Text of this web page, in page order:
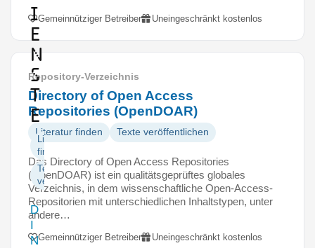
i
e
n
s
t
e
Literatur
finden
Texte
veröffentlichen
D
I
N
Gemeinnütziger Betreiber Uneingeschränkt kostenlos
Repository-Verzeichnis
Directory of Open Access
Repositories (OpenDOAR)
Literatur finden Texte veröffentlichen
Das Directory of Open Access Repositories
(OpenDOAR) ist ein qualitätsgeprüftes globales
Verzeichnis, in dem wissenschaftliche Open-Access-
Repositorien mit unterschiedlichen Inhaltstypen, unter
andere…
Gemeinnütziger Betreiber Uneingeschränkt kostenlos